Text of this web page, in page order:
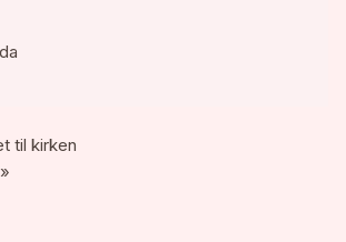
til kirken
»